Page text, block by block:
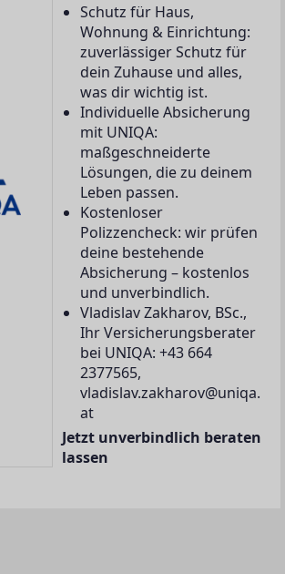
Schutz für Haus,
Wohnung & Einrichtung:
zuverlässiger Schutz für
dein Zuhause und alles,
was dir wichtig ist.
Individuelle Absicherung
mit UNIQA:
maßgeschneiderte
Lösungen, die zu deinem
Leben passen.
Kostenloser
Polizzencheck: wir prüfen
deine bestehende
Absicherung – kostenlos
und unverbindlich.
Vladislav Zakharov, BSc.,
Ihr Versicherungsberater
bei UNIQA: +43 664
2377565,
vladislav.zakharov@uniqa.
at
Jetzt unverbindlich beraten
lassen